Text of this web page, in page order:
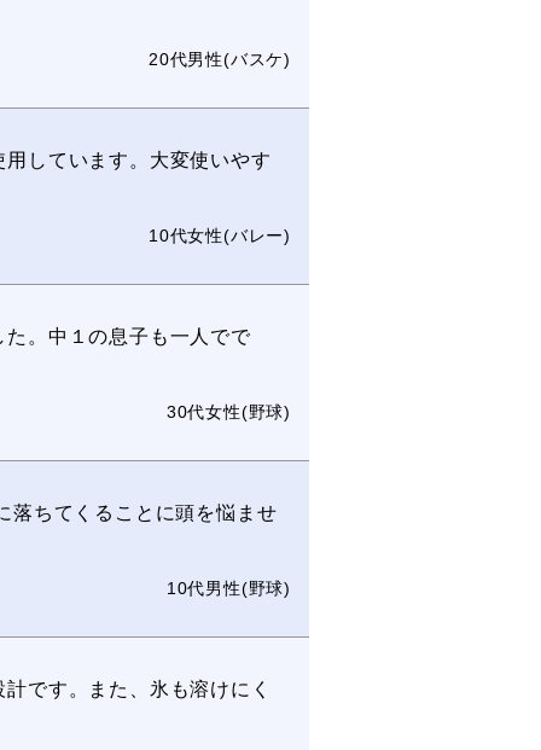
20代男性(バスケ)
しています。大変使いやす
10代女性(バレー)
。中１の息子も一人でで
30代女性(野球)
落ちてくることに頭を悩ませ
10代男性(野球)
です。また、氷も溶けにく